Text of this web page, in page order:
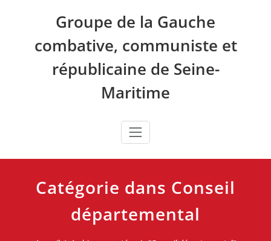
Groupe de la Gauche
combative, communiste et
républicaine de Seine-
Maritime
Catégorie dans Conseil
départemental